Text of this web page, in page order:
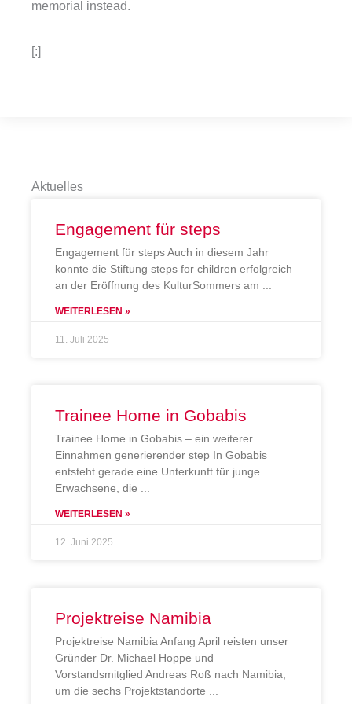
memorial instead.
[:]
Aktuelles
Engagement für steps
Engagement für steps Auch in diesem Jahr
konnte die Stiftung steps for children erfolgreich
an der Eröffnung des KulturSommers am
WEITERLESEN »
11. Juli 2025
Trainee Home in Gobabis
Trainee Home in Gobabis – ein weiterer
Einnahmen generierender step In Gobabis
entsteht gerade eine Unterkunft für junge
Erwachsene, die
WEITERLESEN »
12. Juni 2025
Projektreise Namibia
Projektreise Namibia Anfang April reisten unser
Gründer Dr. Michael Hoppe und
Vorstandsmitglied Andreas Roß nach Namibia,
um die sechs Projektstandorte